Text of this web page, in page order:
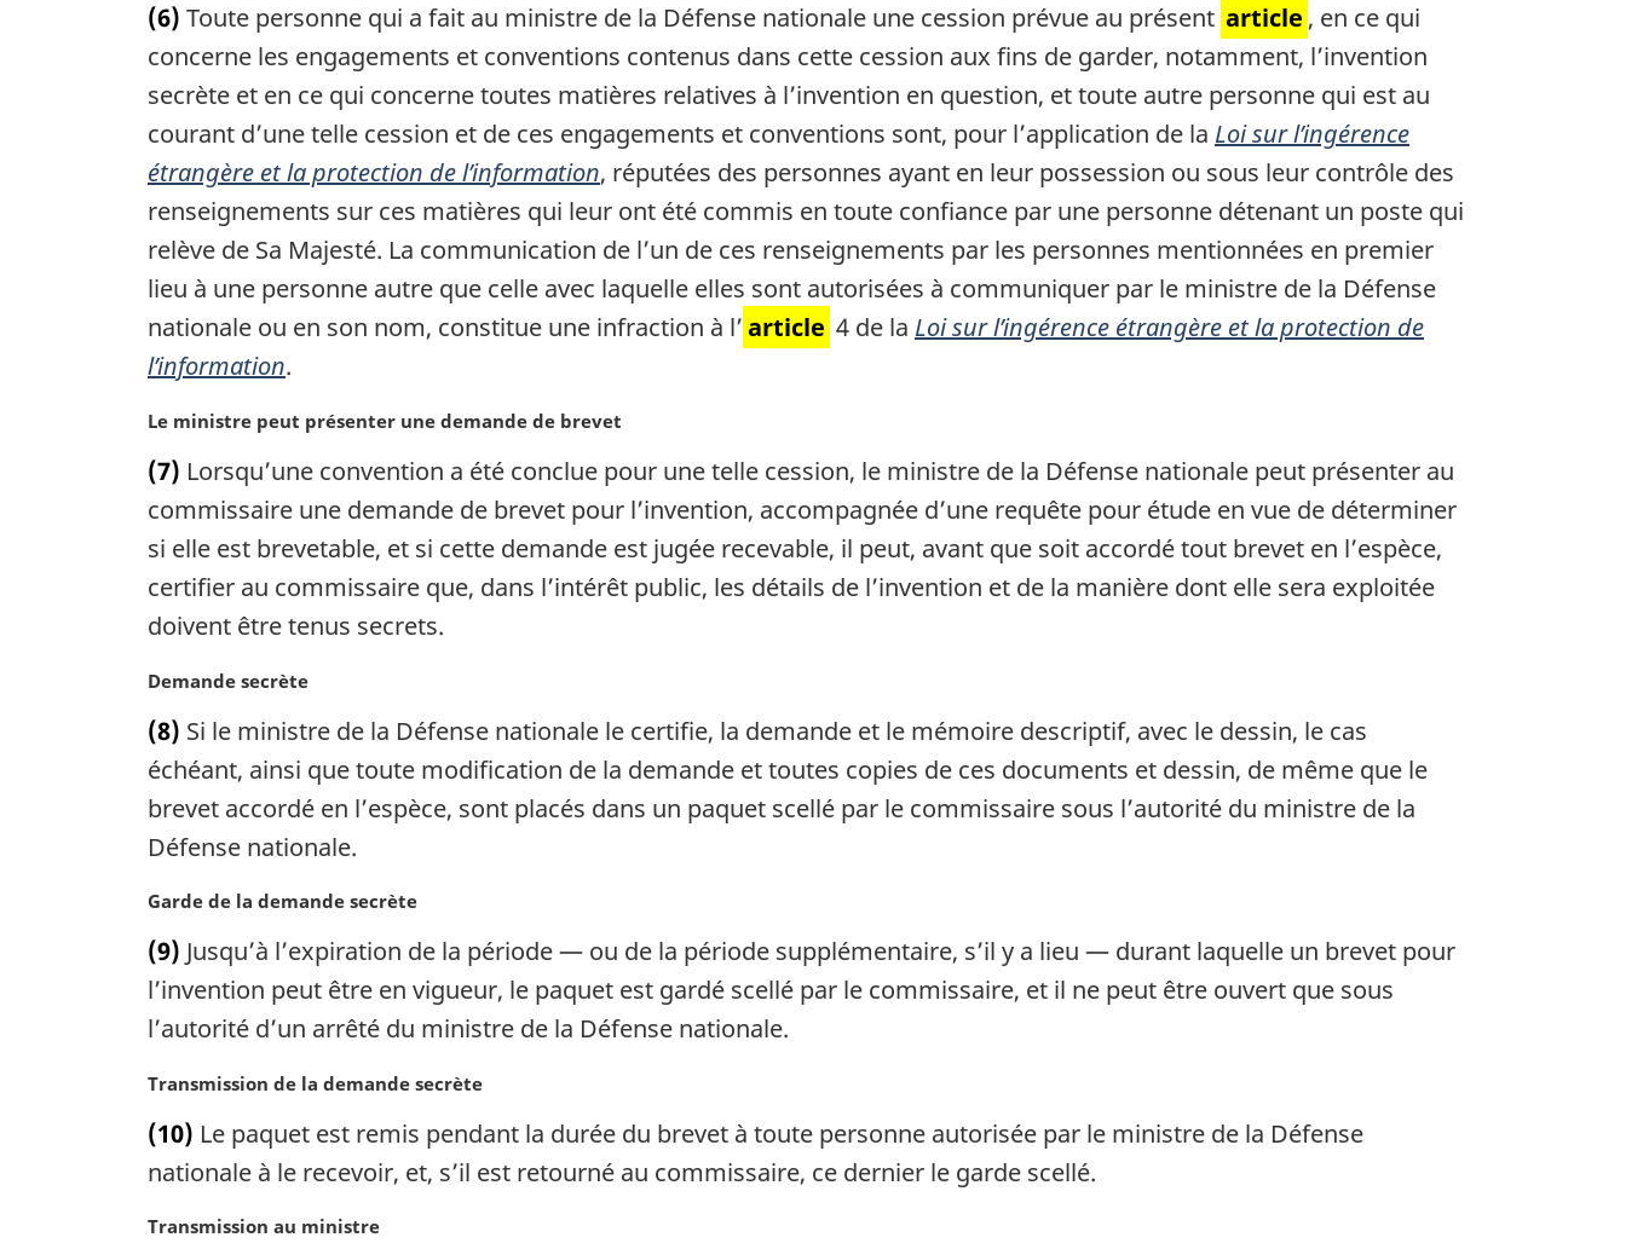
a
l
:
t
e
a
r
g
i
n
a
l
e
:
(6) Toute personne qui a fait au ministre de la Défense nationale une cession prévue au présent article , en ce qui
concerne les engagements et conventions contenus dans cette cession aux fins de garder, notamment, l’invention
secrète et en ce qui concerne toutes matières relatives à l’invention en question, et toute autre personne qui est au
courant d’une telle cession et de ces engagements et conventions sont, pour l’application de la Loi sur l’ingérence
étrangère et la protection de l’information, réputées des personnes ayant en leur possession ou sous leur contrôle des
renseignements sur ces matières qui leur ont été commis en toute confiance par une personne détenant un poste qui
relève de Sa Majesté. La communication de l’un de ces renseignements par les personnes mentionnées en premier
lieu à une personne autre que celle avec laquelle elles sont autorisées à communiquer par le ministre de la Défense
nationale ou en son nom, constitue une infraction à l’article 4 de la Loi sur l’ingérence étrangère et la protection de
l’information.
N
t
e
a
r
g
i
n
l
:
Le ministre peut présenter une demande de brevet
(7) Lorsqu’une convention a été conclue pour une telle cession, le ministre de la Défense nationale peut présenter au
commissaire une demande de brevet pour l’invention, accompagnée d’une requête pour étude en vue de déterminer
si elle est brevetable, et si cette demande est jugée recevable, il peut, avant que soit accordé tout brevet en l’espèce,
certifier au commissaire que, dans l’intérêt public, les détails de l’invention et de la manière dont elle sera exploitée
doivent être tenus secrets.
N
t
e
a
r
i
a
l
e
:
Demande secrète
(8) Si le ministre de la Défense nationale le certifie, la demande et le mémoire descriptif, avec le dessin, le cas
échéant, ainsi que toute modification de la demande et toutes copies de ces documents et dessin, de même que le
brevet accordé en l’espèce, sont placés dans un paquet scellé par le commissaire sous l’autorité du ministre de la
Défense nationale.
N
t
e
a
g
i
n
a
e
Garde de la demande secrète
(9) Jusqu’à l’expiration de la période — ou de la période supplémentaire, s’il y a lieu — durant laquelle un brevet pour
l’invention peut être en vigueur, le paquet est gardé scellé par le commissaire, et il ne peut être ouvert que sous
l’autorité d’un arrêté du ministre de la Défense nationale.
N
t
e
a
Transmission de la demande secrète
(10) Le paquet est remis pendant la durée du brevet à toute personne autorisée par le ministre de la Défense
nationale à le recevoir, et, s’il est retourné au commissaire, ce dernier le garde scellé.
N
Transmission au ministre